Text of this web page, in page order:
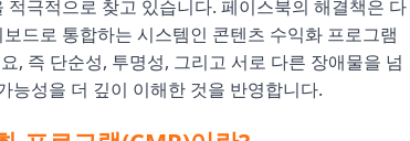
극적으로 찾고 있습니다. 페이스북의 해결책은 다
드로 통합하는 시스템인 콘텐츠 수익화 프로그램
, 즉 단순성, 투명성, 그리고 서로 다른 장애물을 넘
능성을 더 깊이 이해한 것을 반영합니다.